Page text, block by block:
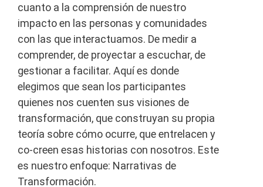
cuanto a la comprensión de nuestro
impacto en las personas y comunidades
con las que interactuamos. De medir a
comprender, de proyectar a escuchar, de
gestionar a facilitar. Aquí es donde
elegimos que sean los participantes
quienes nos cuenten sus visiones de
transformación, que construyan su propia
teoría sobre cómo ocurre, que entrelacen y
co-creen esas historias con nosotros. Este
es nuestro enfoque: Narrativas de
Transformación.